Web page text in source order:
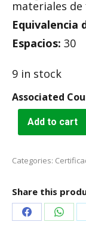
materiales
Equivalencia
Espacios: 30
9 in stock
Associated
Add to cart
Categories:
Share this
Share Share